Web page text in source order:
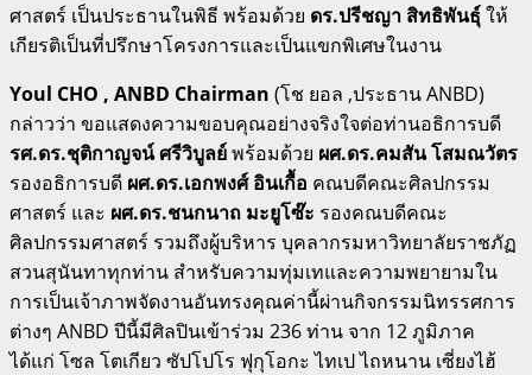
ศาสตร์ เป็นประธานในพิธี พร้อมด้วย ดร.ปรีชญา สิทธิพันธุ์ให้
เกียรติเป็นที่ปรึกษาโครงการและเป็นแขกพิเศษในงาน
Youl CHO , ANBD Chairman (โช ยอล ,ประธาน ANBD)
กล่าวว่า ขอแสดงความขอบคุณอย่างจริงใจต่อท่านอธิการบดี
รศ.ดร.ชุติกาญจน์ ศรีวิบูลย์พร้อมด้วย ผศ.ดร.คมสัน โสมณวัตร
รองอธิการบดี ผศ.ดร.เอกพงศ์ อินเกื้อ คณบดีคณะศิลปกรรม
ศาสตร์ และ ผศ.ดร.ชนกนาถ มะยูโซ๊ะ รองคณบดีคณะ
ศิลปกรรมศาสตร์ รวมถึงผู้บริหาร บุคลากรมหาวิทยาลัยราชภัฏ
สวนสุนันทาทุกท่าน สำหรับความทุ่มเทและความพยายามใน
การเป็นเจ้าภาพจัดงานอันทรงคุณค่านี้ผ่านกิจกรรมนิทรรศการ
ต่างๆ ANBD ปีนี้มีศิลปินเข้าร่วม 236 ท่าน จาก 12 ภูมิภาค
ได้แก่ โซล โตเกียว ซัปโปโร ฟุกุโอกะ ไทเป ไถหนาน เซี่ยงไฮ้